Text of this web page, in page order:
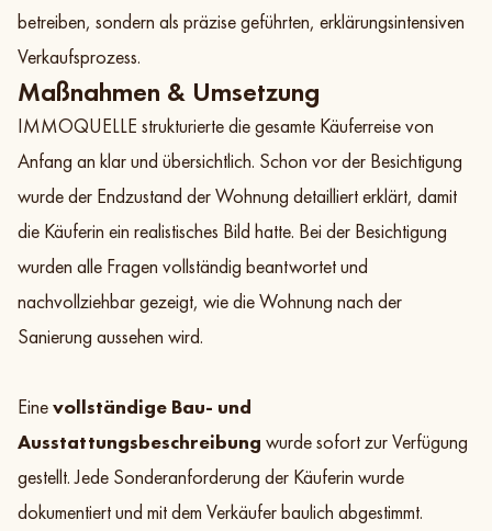
betreiben, sondern als präzise geführten, erklärungsintensiven
Verkaufsprozess.
Maßnahmen & Umsetzung
IMMOQUELLE strukturierte die gesamte Käuferreise von
Anfang an klar und übersichtlich. Schon vor der Besichtigung
wurde der Endzustand der Wohnung detailliert erklärt, damit
die Käuferin ein realistisches Bild hatte. Bei der Besichtigung
wurden alle Fragen vollständig beantwortet und
nachvollziehbar gezeigt, wie die Wohnung nach der
Sanierung aussehen wird.
Einevollständige Bau- und
Ausstattungsbeschreibung wurde sofort zur Verfügung
gestellt. Jede Sonderanforderung der Käuferin wurde
dokumentiert und mit dem Verkäufer baulich abgestimmt.